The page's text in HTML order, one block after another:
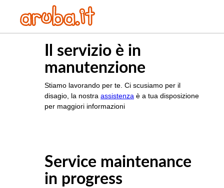
Il servizio è in
manutenzione
Stiamo lavorando per te. Ci scusiamo per il
disagio, la nostra assistenza è a tua disposizione
per maggiori informazioni
Service maintenance
in progress